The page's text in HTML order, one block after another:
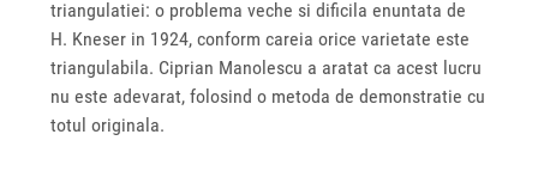
triangulatiei: o problema veche si dificila enuntata de
H. Kneser in 1924, conform careia orice varietate este
triangulabila. Ciprian Manolescu a aratat ca acest lucru
nu este adevarat, folosind o metoda de demonstratie cu
totul originala.